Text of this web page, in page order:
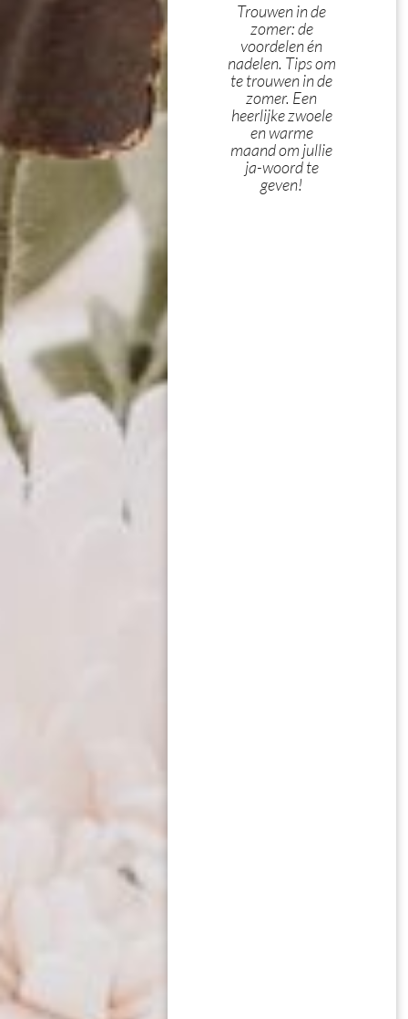
Trouwen in de
zomer: de
voordelen én
nadelen. Tips om
te trouwen in de
zomer. Een
heerlijke zwoele
en warme
maand om jullie
ja-woord te
geven!